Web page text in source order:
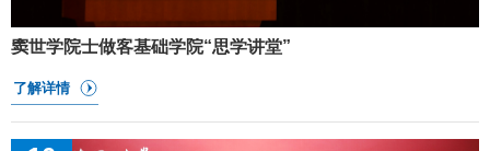
窦世学院士做客基础学院“思学讲堂”